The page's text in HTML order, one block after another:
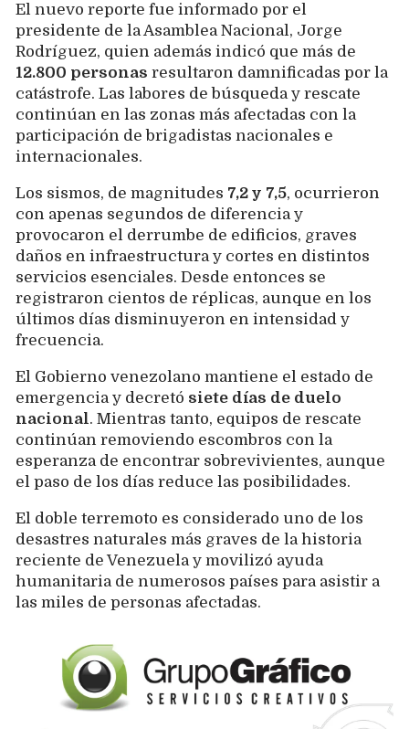
El nuevo reporte fue informado por el
presidente de la Asamblea Nacional, Jorge
Rodríguez, quien además indicó que más de
12.800 personas resultaron damnificadas por la
catástrofe. Las labores de búsqueda y rescate
continúan en las zonas más afectadas con la
participación de brigadistas nacionales e
internacionales.
Los sismos, de magnitudes 7,2 y 7,5, ocurrieron
con apenas segundos de diferencia y
provocaron el derrumbe de edificios, graves
daños en infraestructura y cortes en distintos
servicios esenciales. Desde entonces se
registraron cientos de réplicas, aunque en los
últimos días disminuyeron en intensidad y
frecuencia.
El Gobierno venezolano mantiene el estado de
emergencia y decretó siete días de duelo
nacional. Mientras tanto, equipos de rescate
continúan removiendo escombros con la
esperanza de encontrar sobrevivientes, aunque
el paso de los días reduce las posibilidades.
El doble terremoto es considerado uno de los
desastres naturales más graves de la historia
reciente de Venezuela y movilizó ayuda
humanitaria de numerosos países para asistir a
las miles de personas afectadas.